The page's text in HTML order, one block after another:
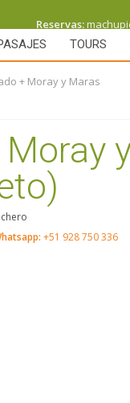
Reservas:
TOURS
+ Moray y Maras
+51 928 750 336